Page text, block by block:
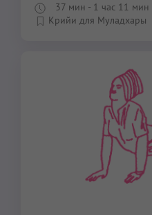
37 мин - 1 час 11 мин
Крийи для Муладхары